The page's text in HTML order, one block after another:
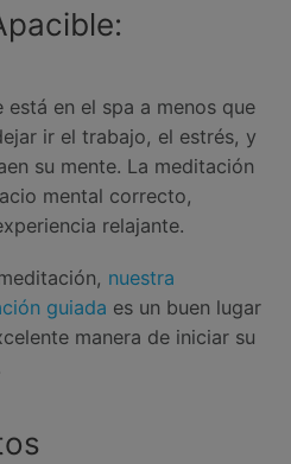
en el spa a menos que
ir el trabajo, el estrés, y
su mente. La meditación
mental correcto,
relajante.
nuestra
guiada es un buen lugar
manera de iniciar su